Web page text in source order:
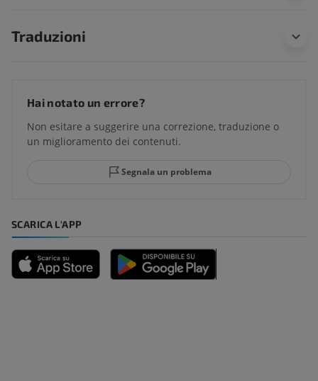
Traduzioni
Hai notato un errore?
Non esitare a suggerire una correzione, traduzione o
un miglioramento dei contenuti.
Segnala un problema
SCARICA L'APP